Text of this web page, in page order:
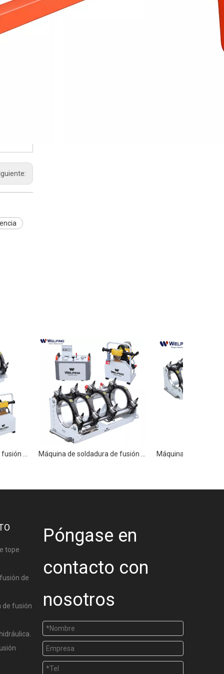
Máquina de soldadura de fusión de tuberías HDPE hidráulicas de alta gama WP200A Pro Máquina de soldadura de fusión de tubería HDPE de serie de alta gama WP250A Pro
tope
de
de fusión
Póngase en
contacto con
nosotros